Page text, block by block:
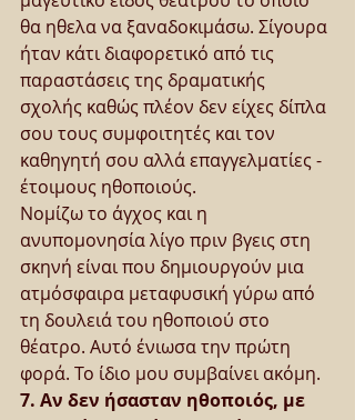
θα ηθελα να ξαναδοκιμάσω. Σίγουρα
ήταν κάτι διαφορετικό από τις
παραστάσεις της δραματικής
σχολής καθώς πλέον δεν είχες δίπλα
σου τους συμφοιτητές και τον
καθηγητή σου αλλά επαγγελματίες -
έτοιμους ηθοποιούς.
Νομίζω το άγχος και η
ανυπομονησία λίγο πριν βγεις στη
σκηνή είναι που δημιουργούν μια
ατμόσφαιρα μεταφυσική γύρω από
τη δουλειά του ηθοποιού στο
θέατρο. Αυτό ένιωσα την πρώτη
φορά. Το ίδιο μου συμβαίνει ακόμη.
7. Αν δεν ήσασταν ηθοποιός, με